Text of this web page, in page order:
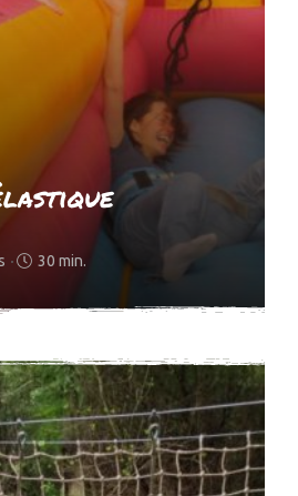
30 min.